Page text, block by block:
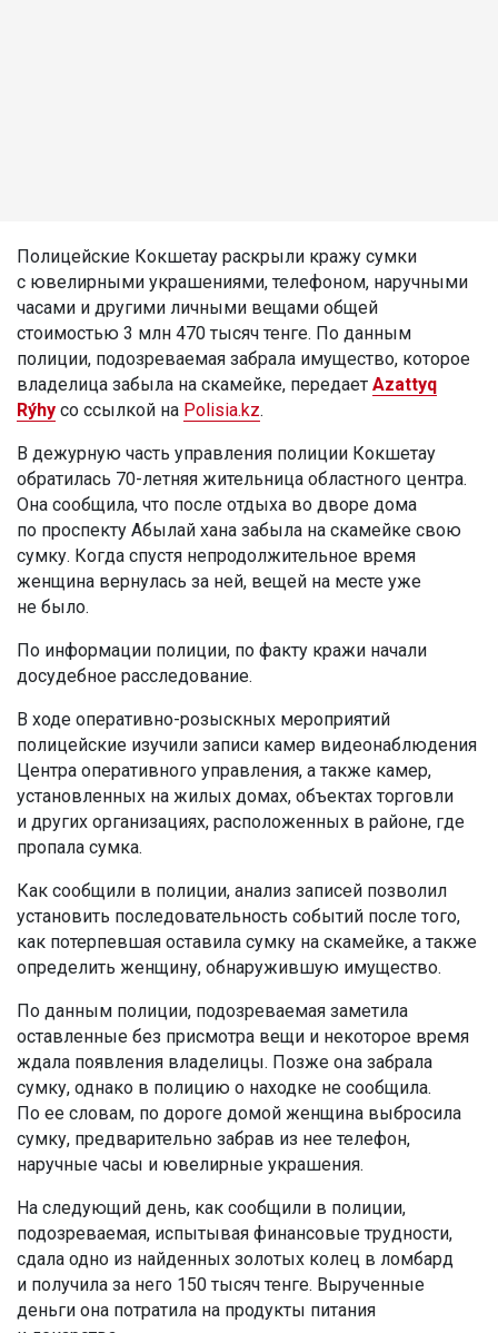
Полицейские Кокшетау раскрыли кражу сумки
с ювелирными украшениями, телефоном, наручными
часами и другими личными вещами общей
стоимостью 3 млн 470 тысяч тенге. По данным
полиции, подозреваемая забрала имущество, которое
владелица забыла на скамейке, передает Azattyq
Rýhy со ссылкой на Polisia.kz.
В дежурную часть управления полиции Кокшетау
обратилась 70-летняя жительница областного центра.
Она сообщила, что после отдыха во дворе дома
по проспекту Абылай хана забыла на скамейке свою
сумку. Когда спустя непродолжительное время
женщина вернулась за ней, вещей на месте уже
не было.
По информации полиции, по факту кражи начали
досудебное расследование.
В ходе оперативно-розыскных мероприятий
полицейские изучили записи камер видеонаблюдения
Центра оперативного управления, а также камер,
установленных на жилых домах, объектах торговли
и других организациях, расположенных в районе, где
пропала сумка.
Как сообщили в полиции, анализ записей позволил
установить последовательность событий после того,
как потерпевшая оставила сумку на скамейке, а также
определить женщину, обнаружившую имущество.
По данным полиции, подозреваемая заметила
оставленные без присмотра вещи и некоторое время
ждала появления владелицы. Позже она забрала
сумку, однако в полицию о находке не сообщила.
По ее словам, по дороге домой женщина выбросила
сумку, предварительно забрав из нее телефон,
наручные часы и ювелирные украшения.
На следующий день, как сообщили в полиции,
подозреваемая, испытывая финансовые трудности,
сдала одно из найденных золотых колец в ломбард
и получила за него 150 тысяч тенге. Вырученные
деньги она потратила на продукты питания